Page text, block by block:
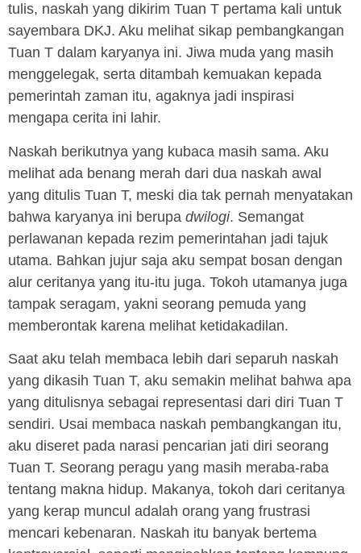
tulis, naskah yang dikirim Tuan T pertama kali untuk
sayembara DKJ. Aku melihat sikap pembangkangan
Tuan T dalam karyanya ini. Jiwa muda yang masih
menggelegak, serta ditambah kemuakan kepada
pemerintah zaman itu, agaknya jadi inspirasi
mengapa cerita ini lahir.
Naskah berikutnya yang kubaca masih sama. Aku
melihat ada benang merah dari dua naskah awal
yang ditulis Tuan T, meski dia tak pernah menyatakan
bahwa karyanya ini berupa dwilogi. Semangat
perlawanan kepada rezim pemerintahan jadi tajuk
utama. Bahkan jujur saja aku sempat bosan dengan
alur ceritanya yang itu-itu juga. Tokoh utamanya juga
tampak seragam, yakni seorang pemuda yang
memberontak karena melihat ketidakadilan.
Saat aku telah membaca lebih dari separuh naskah
yang dikasih Tuan T, aku semakin melihat bahwa apa
yang ditulisnya sebagai representasi dari diri Tuan T
sendiri. Usai membaca naskah pembangkangan itu,
aku diseret pada narasi pencarian jati diri seorang
Tuan T. Seorang peragu yang masih meraba-raba
tentang makna hidup. Makanya, tokoh dari ceritanya
yang kerap muncul adalah orang yang frustrasi
mencari kebenaran. Naskah itu banyak bertema